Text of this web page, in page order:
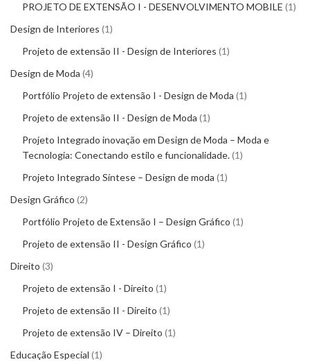
PROJETO DE EXTENSÃO I - DESENVOLVIMENTO MOBILE 1
Design de Interiores 1
Projeto de extensão II - Design de Interiores 1
Design de Moda 4
Portfólio Projeto de extensão I - Design de Moda 1
Projeto de extensão II - Design de Moda 1
Projeto Integrado inovação em Design de Moda – Moda e
Tecnologia: Conectando estilo e funcionalidade. 1
Projeto Integrado Síntese – Design de moda 1
Design Gráfico 2
Portfólio Projeto de Extensão I – Design Gráfico 1
Projeto de extensão II - Design Gráfico 1
Direito 3
Projeto de extensão I - Direito 1
Projeto de extensão II - Direito 1
Projeto de extensão IV – Direito 1
Educação Especial 1